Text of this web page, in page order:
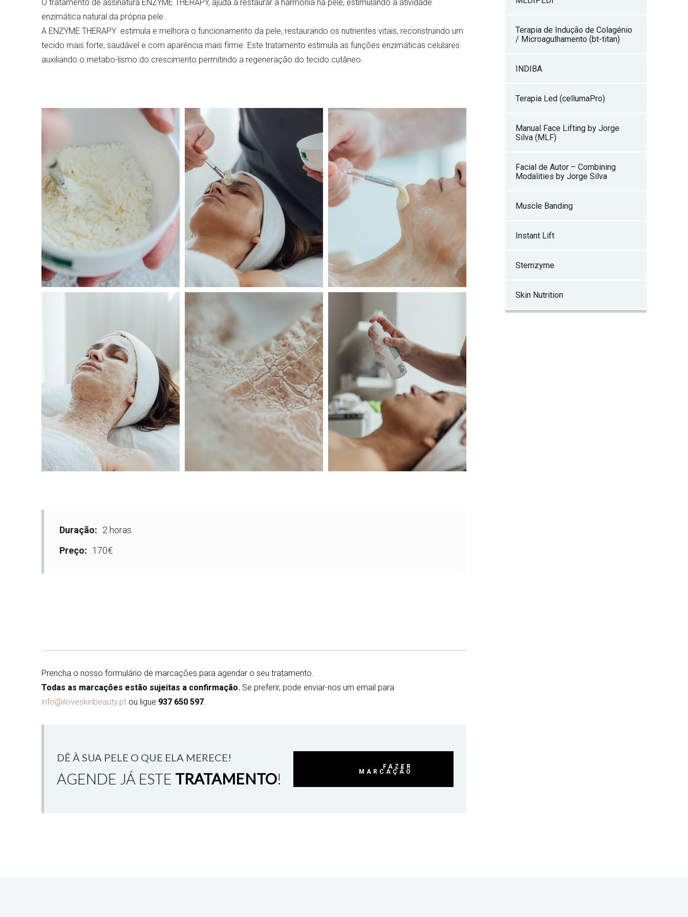
O tratamento de assinatura ENZYME THERAPY, ajuda a restaurar a harmonia na pele, estimulando a atividade
enzimática natural da própria pele.
A ENZYME THERAPY estimula e melhora o funcionamento da pele, restaurando os nutrientes vitais, reconstruindo um
tecido mais forte, saudável e com aparência mais firme. Este tratamento estimula as funções enzimáticas celulares
auxiliando o metabo-lismo do crescimento permitindo a regeneração do tecido cutâneo.
Duração: 2 horas
Preço: 170€
Prencha o nosso formulário de marcações para agendar o seu tratamento.
Todas as marcações estão sujeitas a confirmação.Se preferir, pode enviar-nos um email para
info@iloveskinbeauty.ptou ligue 937 650 597.
DÊ À SUA PELE O QUE ELA MERECE!
AGENDE JÁ ESTE TRATAMENTO!
FAZER
MARCAÇÃO
Terapia de Indução de Colagénio
/ Microagulhamento (bt-titan)
INDIBA
Terapia Led (cellumaPro)
Manual Face Lifting by Jorge
Silva (MLF)
Facial de Autor – Combining
Modalities by Jorge Silva
Muscle Banding
Instant Lift
Stemzyme
Skin Nutrition